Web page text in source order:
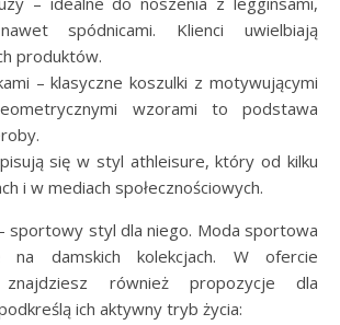
spódnicami. Klienci uwielbiają
produktów.
– klasyczne koszulki z motywującymi
wzorami to podstawa
się w styl athleisure, który od kilku
i w mediach społecznościowych.
sportowy styl dla niego. Moda sportowa
damskich kolekcjach. W ofercie
znajdziesz również propozycje dla
ich aktywny tryb życia: